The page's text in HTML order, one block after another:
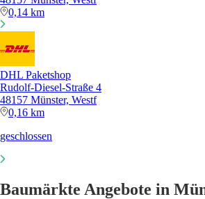
0,14 km
DHL Paketshop
Rudolf-Diesel-Straße 4
48157 Münster, Westf
0,16 km
geschlossen
Baumärkte Angebote in